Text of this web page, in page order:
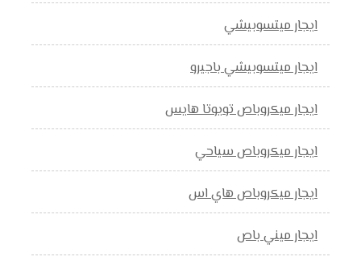
ايجار ميتسوبيشي
ايجار ميتسوبيشي باجيرو
ايجار ميكروباص تويوتا هايس
ايجار ميكروباص سياحي
ايجار ميكروباص هاي اس
ايجار ميني باص